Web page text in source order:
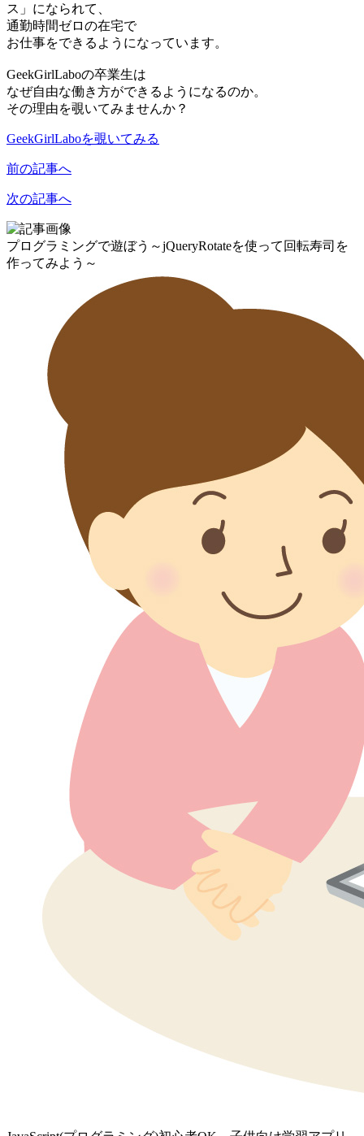
ス」になられて、
通勤時間ゼロの在宅で
お仕事をできるようになっています。
GeekGirlLaboの卒業生は
なぜ自由な働き方ができるようになるのか。
その理由を覗いてみませんか？
GeekGirlLaboを覗いてみる
前の記事へ
次の記事へ
プログラミングで遊ぼう～jQueryRotateを使って回転寿司を
作ってみよう～